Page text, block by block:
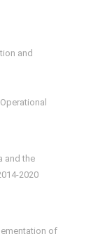
and
and the
2020
of